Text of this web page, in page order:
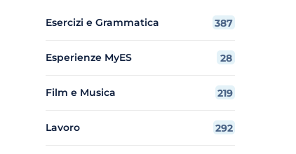
Esercizi e Grammatica 387
Esperienze MyES 28
Film e Musica 219
Lavoro 292